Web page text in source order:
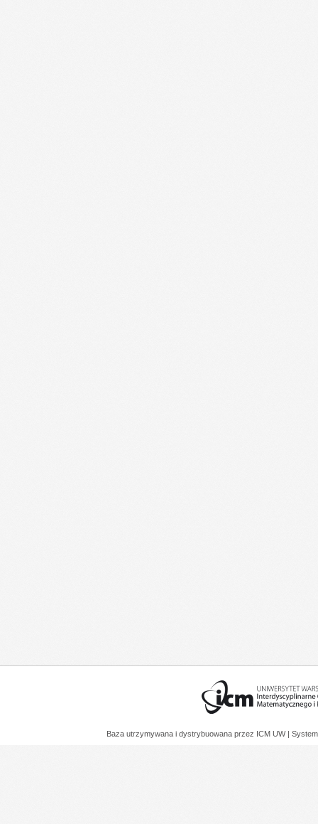
Baza utrzymywana i dystrybuowana przez ICM UW |